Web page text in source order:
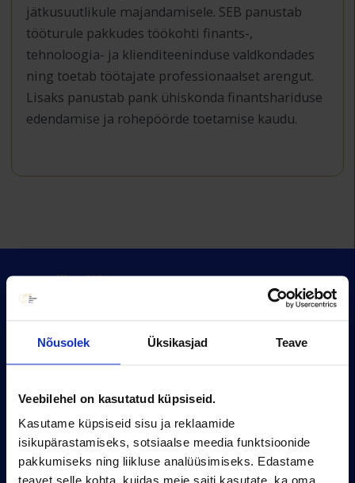
Nõusolek Üksikasjad Teave
Veebilehel on kasutatud küpsiseid.
Kasutame küpsiseid sisu ja reklaamide
isikupärastamiseks, sotsiaalse meedia funktsioonide
pakkumiseks ning liikluse analüüsimiseks. Edastame
teavet selle kohta, kuidas meie saiti kasutate, ka oma
jätkusuutlikule majandamisele. SEB panustab
tööturule pakkudes töökohti finants-,
tehnoloogia- ja klienditeeninduse valdkondades
ning toetab töötajate professionaalset arengut.
Lisaks panustab pank ühiskonda finantshariduse
edendamise ja rohepöörde toetamise kaudu.
Методология опроса
Условия проведения опроса
Архив
Политика конфиденциальности